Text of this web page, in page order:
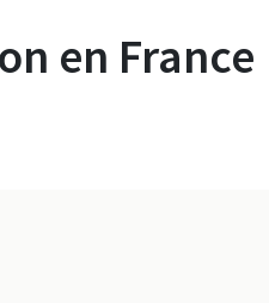
en France